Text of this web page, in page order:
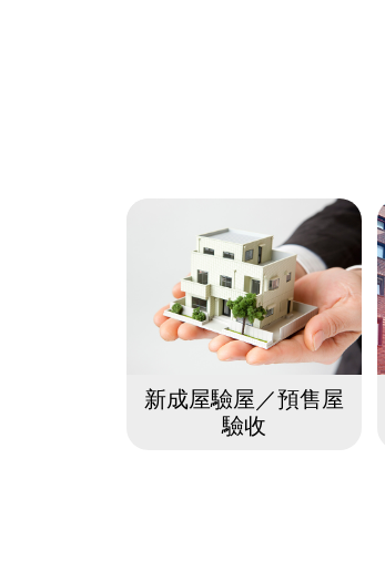
新成屋驗屋／預售屋
驗收